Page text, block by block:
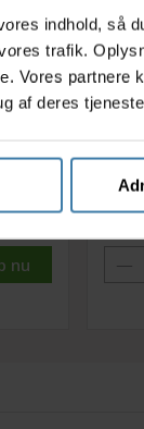
indhold, så
trafik.
Vores
af deres
- 50
nu